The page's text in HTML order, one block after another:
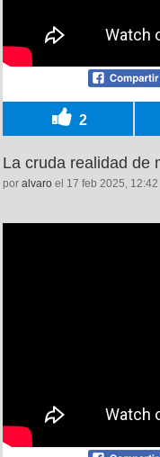
2
La cruda realidad de
por alvaro el 17 feb 2025, 12:42